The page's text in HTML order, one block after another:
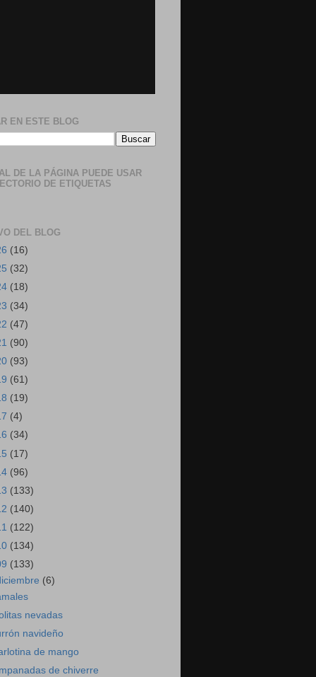
EN ESTE BLOG
DE LA PÁGINA PUEDE USAR
DE ETIQUETAS
DEL BLOG
(16)
(32)
(18)
(34)
(47)
(90)
(93)
(61)
(19)
(4)
(34)
(17)
(96)
(133)
(140)
(122)
(134)
(133)
(6)
nevadas
navideño
de mango
de chiverre